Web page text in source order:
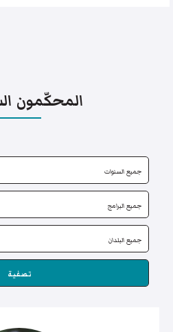
المحكّمون
تصفية